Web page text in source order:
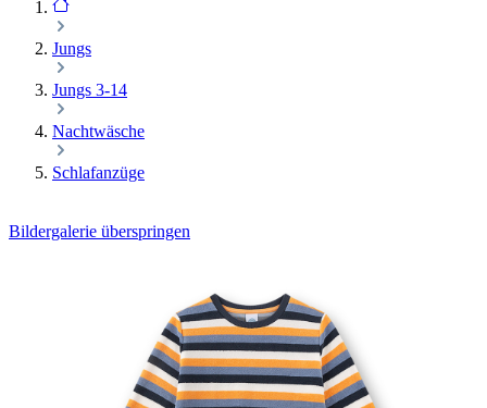
Jungs
Jungs 3-14
Nachtwäsche
Schlafanzüge
Bildergalerie überspringen